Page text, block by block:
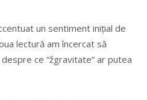
un sentiment inițial de
lectură am încercat să
ce “žgravitate” ar putea